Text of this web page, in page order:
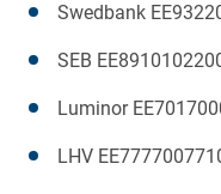
Swedbank
SEB
Luminor
LHV